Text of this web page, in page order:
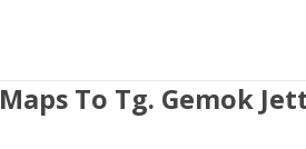
Maps To Tg. Gemok